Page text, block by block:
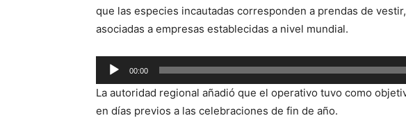
que las especies incautadas corresponden a prendas de
asociadas a empresas establecidas a nivel mundial.
Reproductor
de
audio
00:00
La autoridad regional añadió que el operativo tuvo como
en días previos a las celebraciones de fin de año.